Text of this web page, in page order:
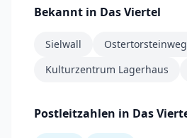
Bekannt in Das Viertel
Sielwall
Ostertorsteinweg
Kulturzentrum Lagerhaus
Postleitzahlen in Das